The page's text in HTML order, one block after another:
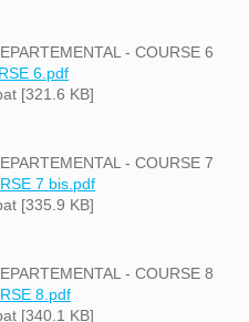
- COURSE 6
6.pdf
[321.6 KB]
- COURSE 7
7 bis.pdf
[335.9 KB]
- COURSE 8
8.pdf
[340.1 KB]